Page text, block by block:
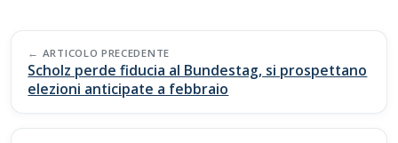
b
o
o
k
s
A
p
p
y
Li
n
k
di
vi
di
Post
navigation
ARTICOLO PRECEDENTE
Scholz perde fiducia al Bundestag, si prospettano
elezioni anticipate a febbraio